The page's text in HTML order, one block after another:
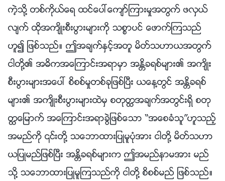
ကဲ့သို႔ တစ္ကိုယ္ေရ ထင္ေပၚေက်ာ္ၾကားမႈအတြက္ ဖလွယ္
လ်က္ ထိုအက်ိဳးစီးပြားမ်ားကို သစၥာပင္ ေဖာက္ၾကသည္
ဟူ၍ ျဖစ္သည္။ ဤအခ်က္ႏွင့္အတူ မိတ္သဟာယအတြက္
ငါတို႔၏ အဓိကအေၾကာင္းအရာမွာ အႏၲိခရစ္မ်ား၏ အက်ိဳး
စီးပြားမ်ားအေပၚ စိစစ္မႈတစ္ခုျဖစ္ၿပီး ယေန႔တြင္ အႏၲိခရစ္
မ်ား၏ အက်ိဳးစီးပြားမ်ားထဲမွ စတုတၳအခ်က္အတြင္းရွိ စတု
တၳေျမာက္ အေၾကာင္းအရာခြဲျဖစ္ေသာ “အေစခံသူ”ဟူသည့္
အမည္ကို ၎တို႔ သေဘာထားျပဳမူပုံအား ငါတို႔ မိတ္သဟာ
ယျပဳမည္ျဖစ္ၿပီး အႏၲိခရစ္မ်ားက ဤအမည္နာမအား မည္
သို႔ သေဘာထားျပဳမူၾကသည္ကို ငါတို႔ စိစစ္မည္ ျဖစ္သည္။